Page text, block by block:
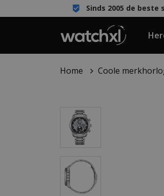
Sinds 2005 de beste
Home Coole